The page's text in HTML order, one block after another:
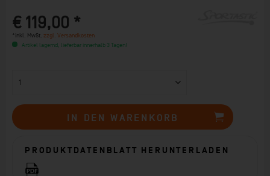
€ 119,00 *
*inkl. MwSt. zzgl. Versandkosten
Artikel lagernd, lieferbar innerhalb 3 Tagen!
IN DEN WARENKORB
PRODUKTDATENBLATT HERUNTERLADEN